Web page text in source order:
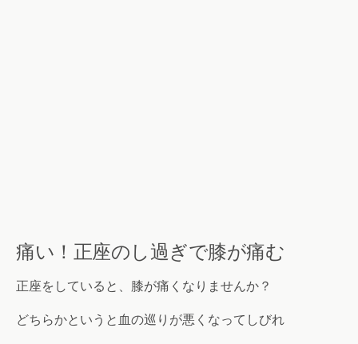
痛い！正座のし過ぎで膝が痛む
正座をしていると、膝が痛くなりませんか？
どちらかというと血の巡りが悪くなってしびれ